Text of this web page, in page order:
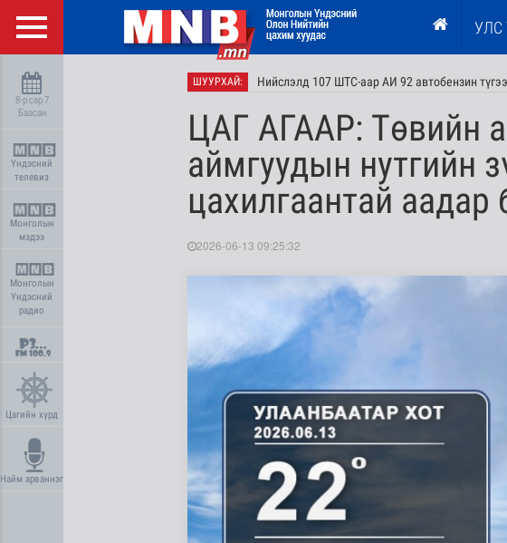
УЛС
8-р сар 7
Баасан
Үндэсний
телевиз
Монголын
мэдээ
Монголын
Үндэсний
радио
Цагийн хүрд
Найм арваннэг
ШУУРХАЙ: Нийслэлд 107 ШТС-аар АИ 92 автобензин
Олон улсын туршлага судлах сургалт,
ЦАГ АГААР: Төвийн
аймгуудын нутгийн
цахилгаантай аадар
2026-06-13 09:25:32